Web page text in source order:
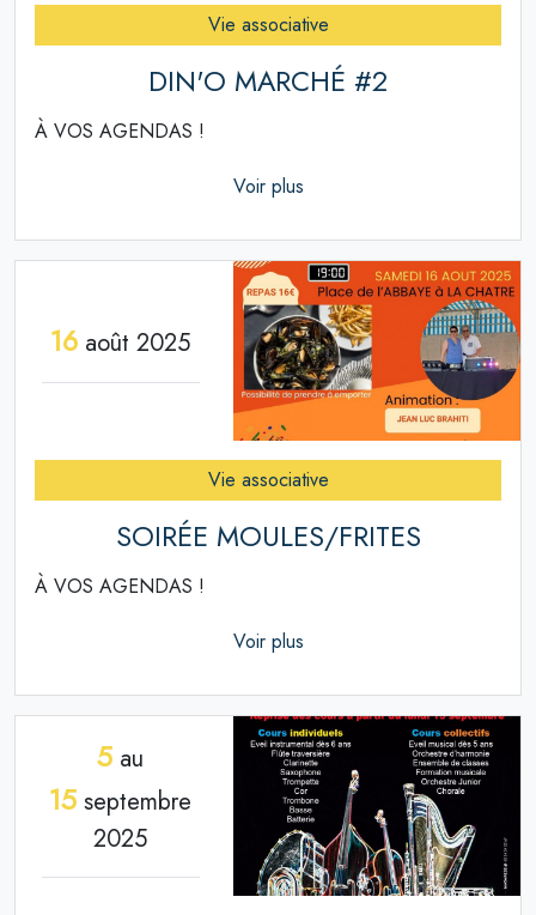
Vie associative
DIN'O MARCHÉ #2
À VOS AGENDAS !
Voir plus
16 août 2025
Vie associative
SOIRÉE MOULES/FRITES
À VOS AGENDAS !
Voir plus
5 au
15 septembre
2025